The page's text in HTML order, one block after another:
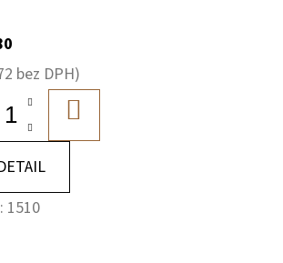
bez DPH)
KOŠÍKA
1510